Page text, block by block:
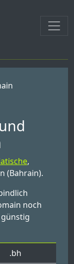
,
(Bahrain).
noch
.bh